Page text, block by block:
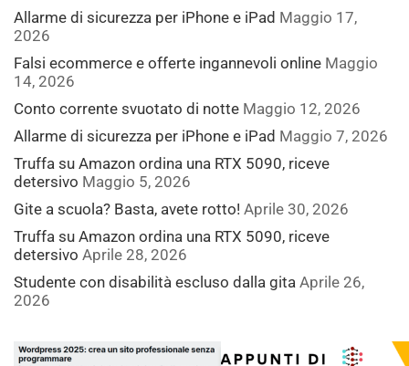
Allarme di sicurezza per iPhone e iPad Maggio 17,
2026
Falsi ecommerce e offerte ingannevoli online Maggio
14, 2026
Conto corrente svuotato di notte Maggio 12, 2026
Allarme di sicurezza per iPhone e iPad Maggio 7, 2026
Truffa su Amazon ordina una RTX 5090, riceve
detersivo Maggio 5, 2026
Gite a scuola? Basta, avete rotto! Aprile 30, 2026
Truffa su Amazon ordina una RTX 5090, riceve
detersivo Aprile 28, 2026
Studente con disabilità escluso dalla gita Aprile 26,
2026